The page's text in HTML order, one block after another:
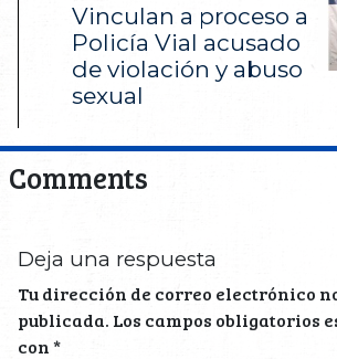
Vinculan a proceso a
Policía Vial acusado
de violación y abuso
sexual
Comments
Deja una respuesta
Tu dirección de correo electrónico
publicada. Los campos obligatorios
con*